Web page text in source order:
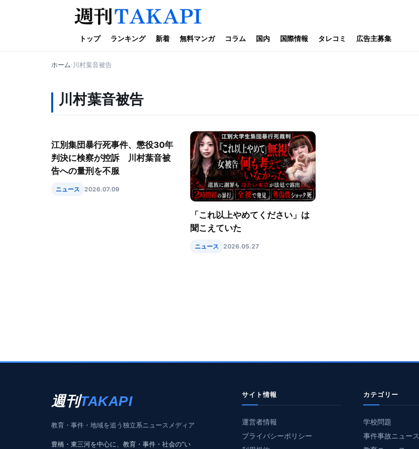
トップ ランキング 新着 無料マンガ コラム 国内 国際情報 タレコミ 広告主募集
ホーム 川村葉音被告
川村葉音被告
江別集団暴行死事件、懲役30年
判決に検察が控訴 川村葉音被
告への量刑を不服
ニュース 2026.07.09
「これ以上やめてください」は
聞こえていた
ニュース 2026.05.27
週刊TAKAPI
教育・事件・地域を追う独立系ニュースメディア
豊橋・東三河を中心に、教育・事件・社会の“い
サイト情報
運営者情報
プライバシーポリシー
カテゴリー
学校問題
事件事故ニュース